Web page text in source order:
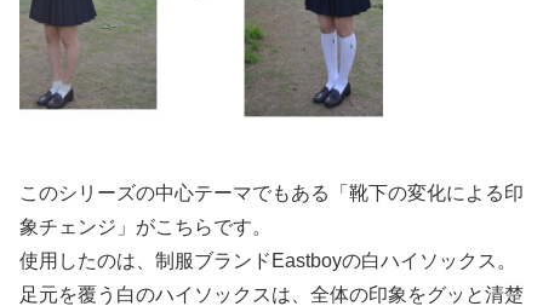
このシリーズの中心テーマでもある「靴下の変化による印
象チェンジ」がこちらです。
使用したのは、制服ブランドEastboyの白ハイソックス。
足元を覆う白のハイソックスは、全体の印象をグッと清楚